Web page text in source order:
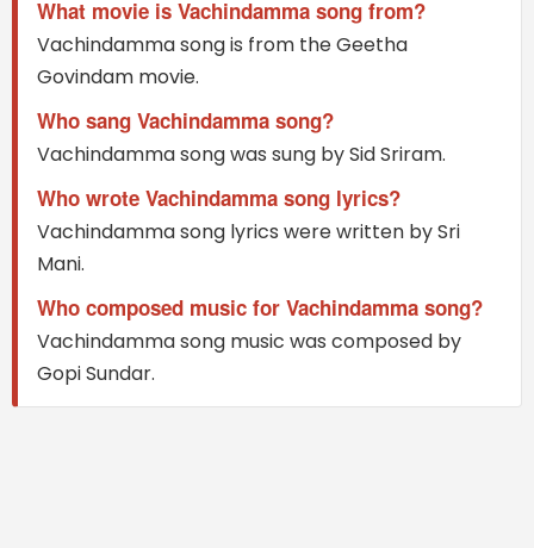
What movie is Vachindamma song from?
Vachindamma song is from the Geetha
Govindam movie.
Who sang Vachindamma song?
Vachindamma song was sung by Sid Sriram.
Who wrote Vachindamma song lyrics?
Vachindamma song lyrics were written by Sri
Mani.
Who composed music for Vachindamma song?
Vachindamma song music was composed by
Gopi Sundar.